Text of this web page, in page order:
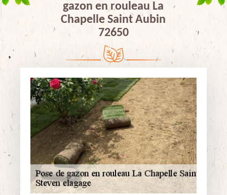
gazon en rouleau La
Chapelle Saint Aubin
72650